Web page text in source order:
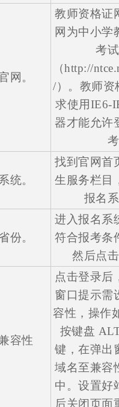
网。
教师资格证
网为中小学
考
（http://
/）。教师资
求使用IE6-
器才能允许
考
统。
找到官网首
生服务栏目
报名系
份。
进入报名系
符合报考条
然后点击
容性
点击登录后
窗口提示需
容性，操作
按键盘
键，在弹出
域名至兼容
中。设置好
后关闭页面